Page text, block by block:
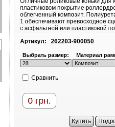
пластиковом покрытие
облегченный композит.
1 обеспечивают превосходное
с асфальтной или пластиковой
Артикул:
262203-900050
Выбрать размер: Материал
Cравнить
0 грн.
Купить